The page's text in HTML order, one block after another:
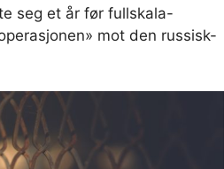
seg et år før fullskala-
mot den russisk-